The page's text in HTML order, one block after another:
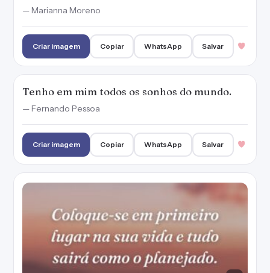
— Marianna Moreno
Criar imagem Copiar WhatsApp Salvar
Tenho em mim todos os sonhos do mundo.
— Fernando Pessoa
Criar imagem Copiar WhatsApp Salvar